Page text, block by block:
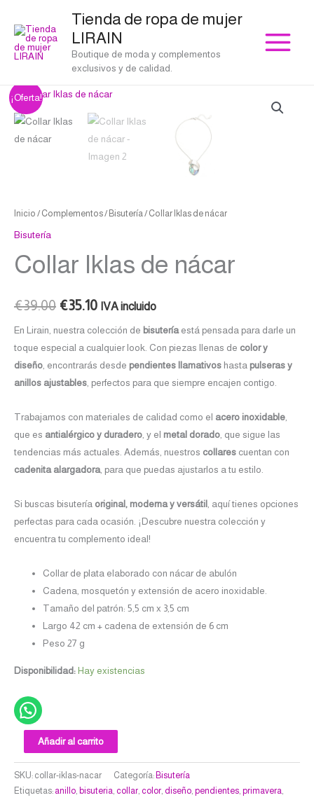
contenido
Tienda de ropa de mujer
LIRAIN
Boutique de moda y complementos
exclusivos y de calidad.
¡Oferta!
Inicio / Complementos/ Bisutería / Collar Iklas de nácar
Bisutería
Collar Iklas de nácar
€39.00
El
precio
original
€35.10
El
precio
actual
IVA incluido
En Lirain, nuestra colección de bisuteríaestá pensada para darle un
toque especial a cualquier look. Con piezas llenas de color y
diseño, encontrarás desde pendientes llamativos hasta pulseras y
anillos ajustables, perfectos para que siempre encajen contigo.
Trabajamos con materiales de calidad como el acero inoxidable,
que es antialérgico y duradero, y el metal dorado, que sigue las
tendencias más actuales. Además, nuestros collares cuentan con
cadenita alargadora, para que puedas ajustarlos a tu estilo.
Si buscas bisutería original, moderna y versátil , aquí tienes opciones
perfectas para cada ocasión. ¡Descubre nuestra colección y
encuentra tu complemento ideal!
Collar de plata elaborado con nácar de abulón
Cadena, mosquetón y extensión de acero inoxidable.
Tamaño del patrón: 5,5 cm x 3,5 cm
Largo 42 cm + cadena de extensión de 6 cm
Peso 27 g
Disponibilidad: Hay existencias
Collar
Iklas
Añadir al carrito
SKU: collar-iklas-nacar Categoría: Bisutería
Etiquetas: anillo bisuteria collar color diseño pendientes primavera